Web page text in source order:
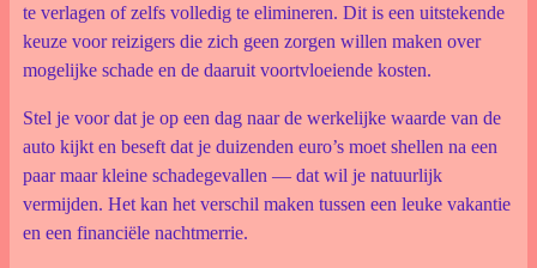
te verlagen of zelfs volledig te elimineren. Dit is een uitstekende
keuze voor reizigers die zich geen zorgen willen maken over
mogelijke schade en de daaruit voortvloeiende kosten.
Stel je voor dat je op een dag naar de werkelijke waarde van de
auto kijkt en beseft dat je duizenden euro’s moet shellen na een
paar maar kleine schadegevallen — dat wil je natuurlijk
vermijden. Het kan het verschil maken tussen een leuke vakantie
en een financiële nachtmerrie.